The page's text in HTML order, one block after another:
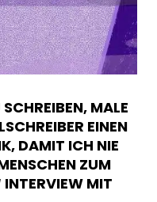
MALE
EINEN
DAMIT ICH NIE
ZUM
INTERVIEW MIT